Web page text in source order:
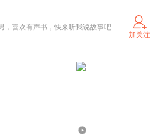
，喜欢有声书，快来听我说故事吧
加关注